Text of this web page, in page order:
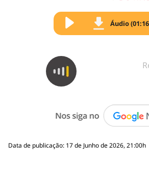
Áudio
Data de publicação: 17 de Junho de 2026, 21:00h